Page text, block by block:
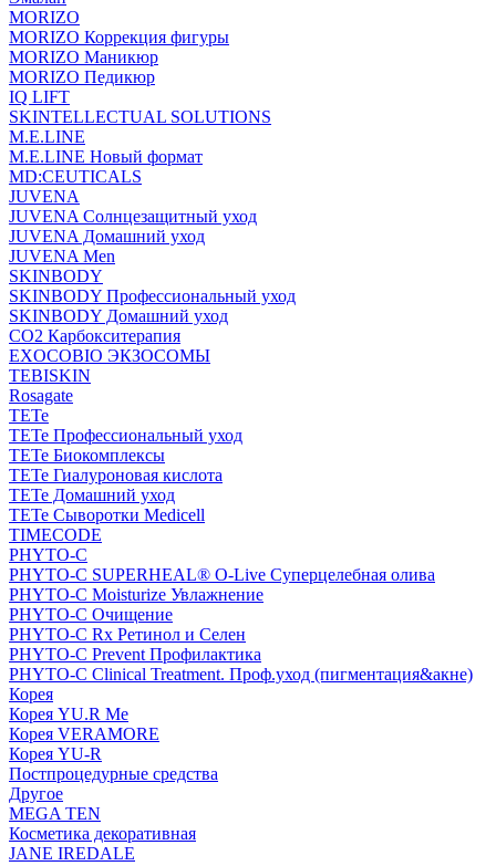
MORIZO
MORIZO Коррекция фигуры
MORIZO Маникюр
MORIZO Педикюр
IQ LIFT
SKINTELLECTUAL SOLUTIONS
M.E.LINE
M.E.LINE Новый формат
MD:CEUTICALS
JUVENA
JUVENA Солнцезащитный уход
JUVENA Домашний уход
JUVENA Men
SKINBODY
SKINBODY Профессиональный уход
SKINBODY Домашний уход
CO2 Карбокситерапия
EXOCOBIO ЭКЗОСОМЫ
TEBISKIN
Rosagate
TETe
TETe Профессиональный уход
TETe Биокомплексы
TETe Гиалуроновая кислота
TETe Домашний уход
TETe Сыворотки Medicell
TIMECODE
PHYTO-C
PHYTO-C SUPERHEAL® O-Live Суперцелебная олива
PHYTO-C Moisturize Увлажнение
PHYTO-C Очищение
PHYTO-C Rx Ретинол и Селен
PHYTO-C Prevent Профилактика
PHYTO-C Clinical Treatment. Проф.уход (пигментация&акне)
Корея
Корея YU.R Me
Корея VERAMORE
Корея YU-R
Постпроцедурные средства
Другое
MEGA TEN
Косметика декоративная
JANE IREDALE